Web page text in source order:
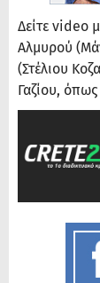
Δείτε video
Αλμυρού
(Στέλιου
Γαζίου,